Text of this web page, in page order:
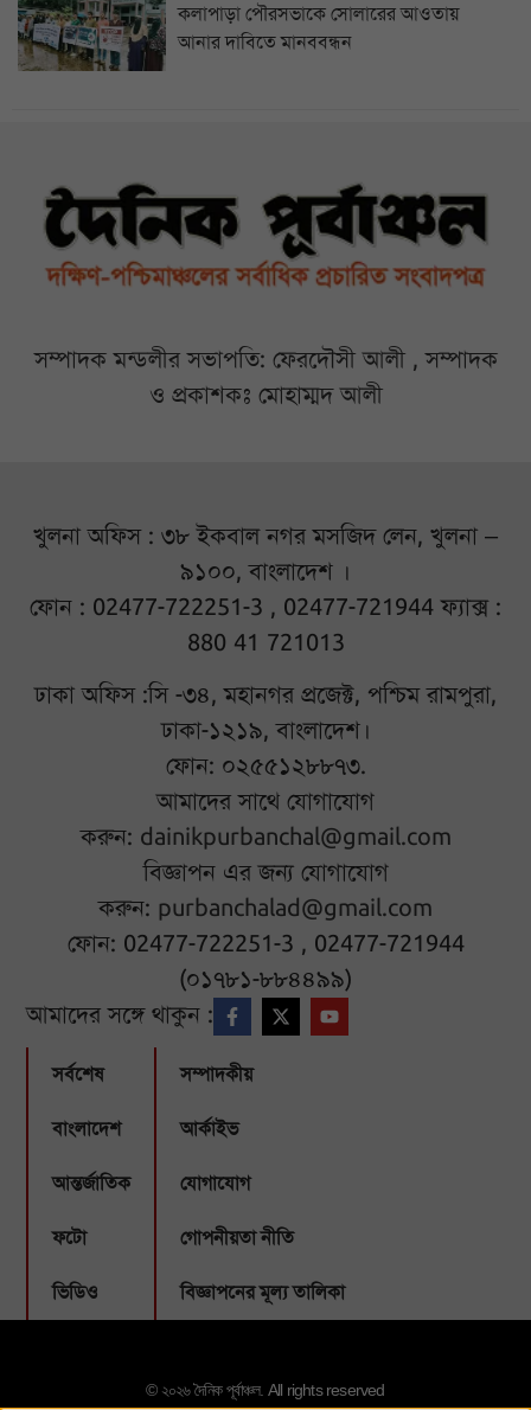
কলাপাড়া পৌরসভাকে সোলারের আওতায়
আনার দাবিতে মানববন্ধন
সম্পাদক মন্ডলীর সভাপতি: ফেরদৌসী আলী , সম্পাদক
ও প্রকাশকঃ মোহাম্মদ আলী
খুলনা অফিস : ৩৮ ইকবাল নগর মসজিদ লেন, খুলনা –
৯১০০, বাংলাদেশ ।
ফোন : 02477-722251-3 , 02477-721944 ফ্যাক্স :
880 41 721013
ঢাকা অফিস :সি -৩৪, মহানগর প্রজেক্ট, পশ্চিম রামপুরা,
ঢাকা-১২১৯, বাংলাদেশ।
ফোন: ০২৫৫১২৮৮৭৩.
আমাদের সাথে যোগাযোগ
করুন: dainikpurbanchal@gmail.com
বিজ্ঞাপন এর জন্য যোগাযোগ
করুন: purbanchalad@gmail.com
ফোন: 02477-722251-3 , 02477-721944
(০১৭৮১-৮৮৪৪৯৯)
আমাদের সঙ্গে থাকুন :
সর্বশেষ
বাংলাদেশ
আন্তর্জাতিক
ফটো
ভিডিও
সম্পাদকীয়
আর্কাইভ
যোগাযোগ
গোপনীয়তা নীতি
বিজ্ঞাপনের মূল্য তালিকা
© ২০২৬ দৈনিক পূর্বাঞ্চল. All rights reserved